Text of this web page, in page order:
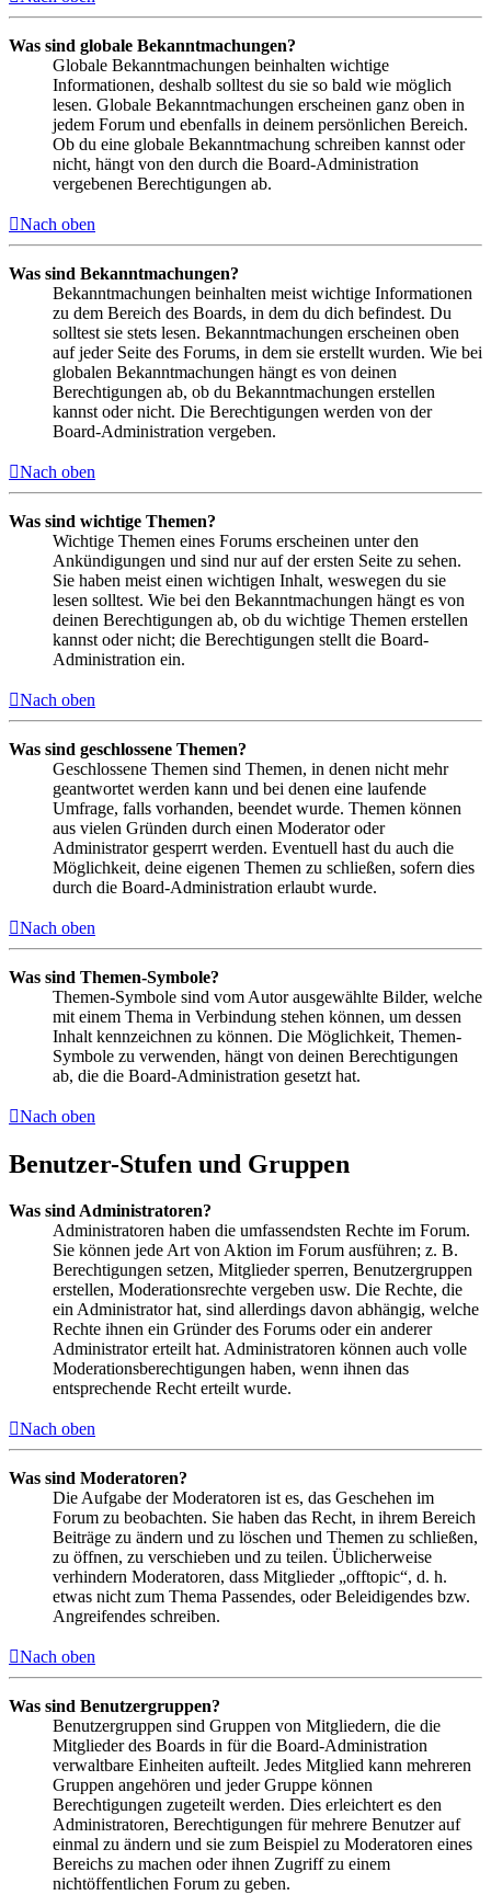
Was sind globale Bekanntmachungen?
Globale Bekanntmachungen beinhalten wichtige
Informationen, deshalb solltest du sie so bald wie möglich
lesen. Globale Bekanntmachungen erscheinen ganz oben in
jedem Forum und ebenfalls in deinem persönlichen Bereich.
Ob du eine globale Bekanntmachung schreiben kannst oder
nicht, hängt von den durch die Board-Administration
vergebenen Berechtigungen ab.
Nach oben
Was sind Bekanntmachungen?
Bekanntmachungen beinhalten meist wichtige Informationen
zu dem Bereich des Boards, in dem du dich befindest. Du
solltest sie stets lesen. Bekanntmachungen erscheinen oben
auf jeder Seite des Forums, in dem sie erstellt wurden. Wie bei
globalen Bekanntmachungen hängt es von deinen
Berechtigungen ab, ob du Bekanntmachungen erstellen
kannst oder nicht. Die Berechtigungen werden von der
Board-Administration vergeben.
Nach oben
Was sind wichtige Themen?
Wichtige Themen eines Forums erscheinen unter den
Ankündigungen und sind nur auf der ersten Seite zu sehen.
Sie haben meist einen wichtigen Inhalt, weswegen du sie
lesen solltest. Wie bei den Bekanntmachungen hängt es von
deinen Berechtigungen ab, ob du wichtige Themen erstellen
kannst oder nicht; die Berechtigungen stellt die Board-
Administration ein.
Nach oben
Was sind geschlossene Themen?
Geschlossene Themen sind Themen, in denen nicht mehr
geantwortet werden kann und bei denen eine laufende
Umfrage, falls vorhanden, beendet wurde. Themen können
aus vielen Gründen durch einen Moderator oder
Administrator gesperrt werden. Eventuell hast du auch die
Möglichkeit, deine eigenen Themen zu schließen, sofern dies
durch die Board-Administration erlaubt wurde.
Nach oben
Was sind Themen-Symbole?
Themen-Symbole sind vom Autor ausgewählte Bilder, welche
mit einem Thema in Verbindung stehen können, um dessen
Inhalt kennzeichnen zu können. Die Möglichkeit, Themen-
Symbole zu verwenden, hängt von deinen Berechtigungen
ab, die die Board-Administration gesetzt hat.
Nach oben
Benutzer-Stufen und Gruppen
Was sind Administratoren?
Administratoren haben die umfassendsten Rechte im Forum.
Sie können jede Art von Aktion im Forum ausführen; z. B.
Berechtigungen setzen, Mitglieder sperren, Benutzergruppen
erstellen, Moderationsrechte vergeben usw. Die Rechte, die
ein Administrator hat, sind allerdings davon abhängig, welche
Rechte ihnen ein Gründer des Forums oder ein anderer
Administrator erteilt hat. Administratoren können auch volle
Moderationsberechtigungen haben, wenn ihnen das
entsprechende Recht erteilt wurde.
Nach oben
Was sind Moderatoren?
Die Aufgabe der Moderatoren ist es, das Geschehen im
Forum zu beobachten. Sie haben das Recht, in ihrem Bereich
Beiträge zu ändern und zu löschen und Themen zu schließen,
zu öffnen, zu verschieben und zu teilen. Üblicherweise
verhindern Moderatoren, dass Mitglieder „offtopic“, d. h.
etwas nicht zum Thema Passendes, oder Beleidigendes bzw.
Angreifendes schreiben.
Nach oben
Was sind Benutzergruppen?
Benutzergruppen sind Gruppen von Mitgliedern, die die
Mitglieder des Boards in für die Board-Administration
verwaltbare Einheiten aufteilt. Jedes Mitglied kann mehreren
Gruppen angehören und jeder Gruppe können
Berechtigungen zugeteilt werden. Dies erleichtert es den
Administratoren, Berechtigungen für mehrere Benutzer auf
einmal zu ändern und sie zum Beispiel zu Moderatoren eines
Bereichs zu machen oder ihnen Zugriff zu einem
nichtöffentlichen Forum zu geben.